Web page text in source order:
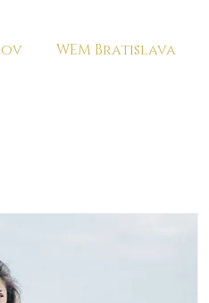
WEM Bratislava